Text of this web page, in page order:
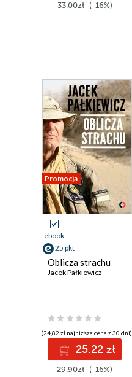
33.00zł (-16%)
Promocja
ebook
25 pkt
Oblicza strachu
Jacek Pałkiewicz
(24,82 zł najniższa cena z 30 dni)
25.22 zł
29.90zł (-16%)